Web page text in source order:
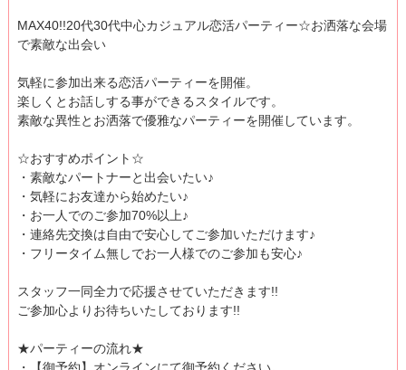
MAX40!!20代30代中心カジュアル恋活パーティー☆お洒落な会場
で素敵な出会い
気軽に参加出来る恋活パーティーを開催。
楽しくとお話しする事ができるスタイルです。
素敵な異性とお洒落で優雅なパーティーを開催しています。
☆おすすめポイント☆
・素敵なパートナーと出会いたい♪
・気軽にお友達から始めたい♪
・お一人でのご参加70%以上♪
・連絡先交換は自由で安心してご参加いただけます♪
・フリータイム無しでお一人様でのご参加も安心♪
スタッフ一同全力で応援させていただきます!!
ご参加心よりお待ちいたしております!!
★パーティーの流れ★